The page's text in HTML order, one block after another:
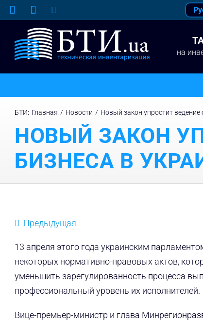
Skip
to
content
на
БТИ: Главная / Новости / Новый закон упростит ведение
НОВЫЙ ЗАКОН
БИЗНЕСА В
Предыдущая
13 апреля этого года украинским
некоторых нормативно-правовых актов,
уменьшить зарегулированность процесса
профессиональный уровень их исполнителей.
Вице-премьер-министр и глава